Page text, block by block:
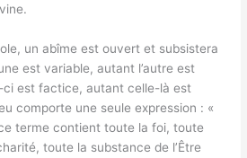
un abîme est ouvert et subsistera
est variable, autant l’autre est
ci est factice, autant celle-là est
comporte une seule expression : «
terme contient toute la foi, toute
toute la substance de l’Être